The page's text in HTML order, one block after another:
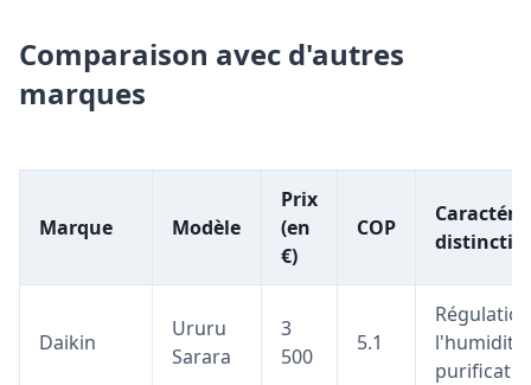
Comparaison avec d'autres
marques
Marque Modèle
Prix
(en
€)
COP
Daikin
Ururu
Sarara
3
500
5.1
l'humidité,